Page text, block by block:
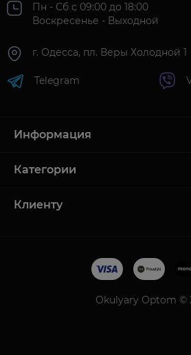
Пн - Сб с 09:00 до 18:00
Воскресенье - Выходной
г. Одесса, пл. Веры Холодной 1
Telegram
Информация
Категории
Клиенту
Okulyary Optom ©